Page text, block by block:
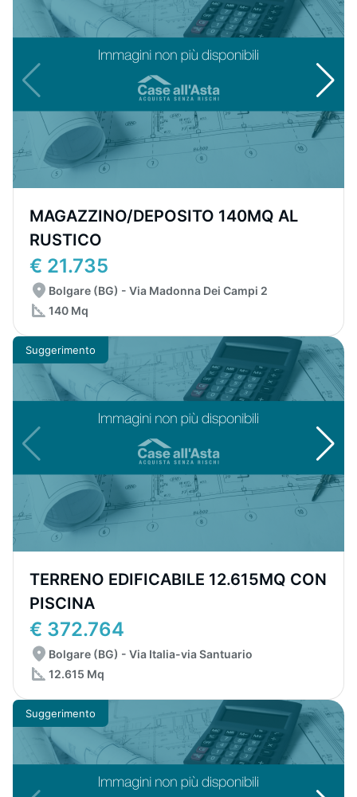
MAGAZZINO/DEPOSITO 140MQ AL
RUSTICO
€ 21.735
Bolgare (BG) - Via Madonna Dei Campi 2
140 Mq
Suggerimento
TERRENO EDIFICABILE 12.615MQ CON
PISCINA
€ 372.764
Bolgare (BG) - Via Italia-via Santuario
12.615 Mq
Suggerimento